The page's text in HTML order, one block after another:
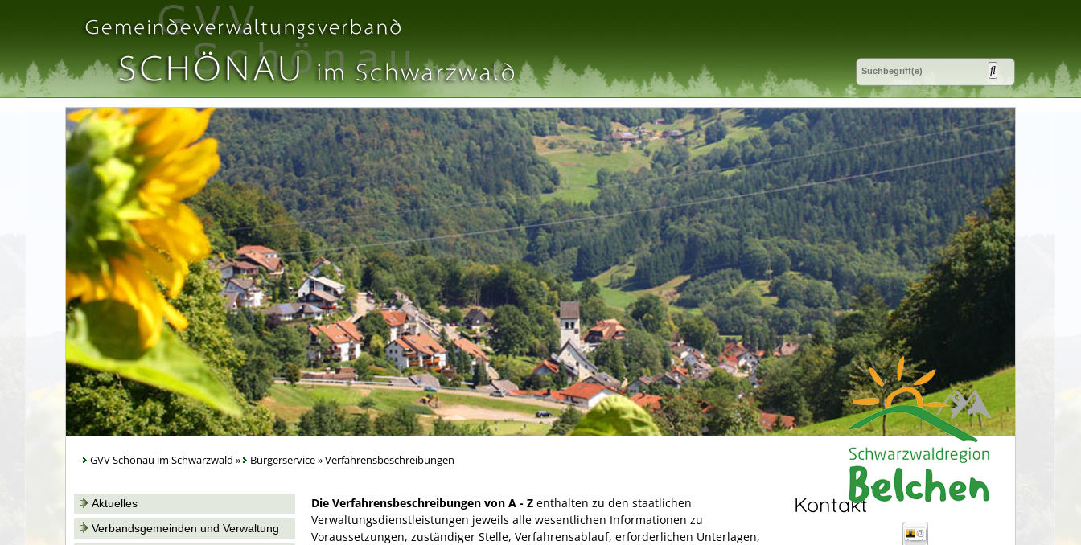
GVV Schönau im Schwarzwald » Bürgerservice»Verfahrensbeschreibungen
Aktuelles
Verbandsgemeinden und Verwaltung
Die Verfahrensbeschreibungen von A - Z enthalten zu den staatlichen
Verwaltungsdienstleistungen jeweils alle wesentlichen Informationen zu
Voraussetzungen, zuständiger Stelle, Verfahrensablauf, erforderlichen Unterlagen,
Kontakt